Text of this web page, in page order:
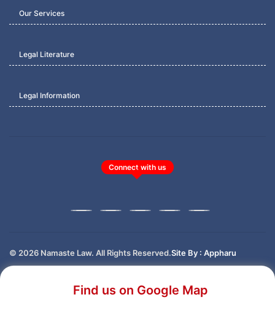
Our Services
Legal Literature
Legal Information
Connect with us
© 2026 Namaste Law. All Rights Reserved.Site By : Appharu
Find us on Google Map